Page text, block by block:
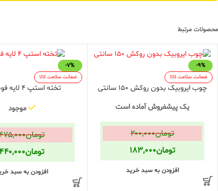
محصولات مرتبط
-9%
ضمانت سلامت کالا
چوب ایروبیک بدون روکش 150 سانتی
یک پیشفروش آماده است
تومان۲۰۰,۰۰۰
تومان۱۸۳,۰۰۰
افزودن به سبد خرید
-7%
ضمانت سلامت کالا
تخته استپ 4 لایه فوم سرد
موجود
تومان
تومان۴۴۰,۰۰۰
افزودن به سبد